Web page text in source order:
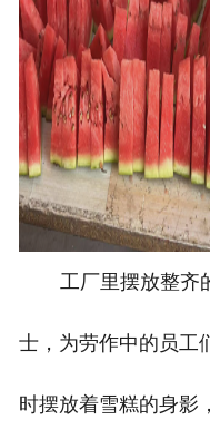
工厂里摆放整齐
士，为劳作中的员工
时摆放着雪糕的身影